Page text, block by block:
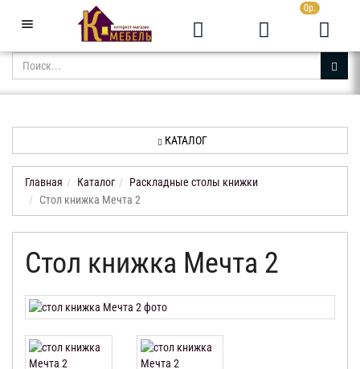
0р.
Звоните с 9:00 до 23:00 +7 (343) 361-05-24
КАТАЛОГ
АКЦИИ
НОВИНКИ
ОТЗЫВЫ
КАБИНЕТ
КАТАЛОГ
Главная Каталог
Раскладные столы книжки
Стол книжка Мечта 2
Стол книжка Мечта 2